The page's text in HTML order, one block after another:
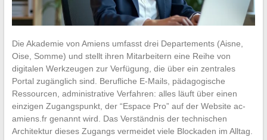
Die Akademie von Amiens umfasst drei Departements (Aisne,
Oise, Somme) und stellt ihren Mitarbeitern eine Reihe von
digitalen Werkzeugen zur Verfügung, die über ein zentrales
Portal zugänglich sind. Berufliche E-Mails, pädagogische
Ressourcen, administrative Verfahren: alles läuft über einen
einzigen Zugangspunkt, der “Espace Pro” auf der Website ac-
amiens.fr genannt wird. Das Verständnis der technischen
Architektur dieses Zugangs vermeidet viele Blockaden im Alltag.